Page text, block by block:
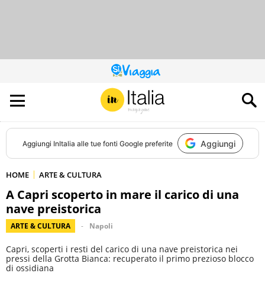
QUESTO
SITO
CONTRIBUISCE
ALL’AUDIENCE
DI
Aggiungi InItalia alle tue fonti Google preferite Aggiungi
HOME ARTE & CULTURA
A Capri scoperto in mare il carico di una
nave preistorica
ARTE & CULTURA Napoli
Capri, scoperti i resti del carico di una nave preistorica nei
pressi della Grotta Bianca: recuperato il primo prezioso blocco
di ossidiana